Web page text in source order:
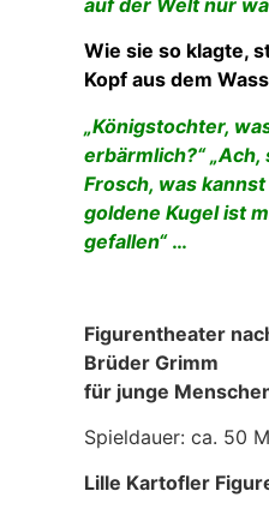
Wie sie so klagte,
Kopf aus dem
„Königstochter,
erbärmlich?“
Frosch, was
goldene Kugel ist
gefallen“…
Figurentheater
Brüder Grimm
für junge
Spieldauer: ca. 50
Lille Kartofler